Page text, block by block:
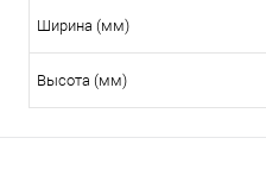
Ширина (мм)
Высота (мм)